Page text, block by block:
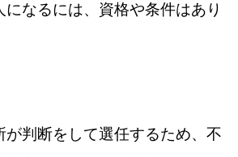
なるには、資格や条件はあり
が判断をして選任するため、不